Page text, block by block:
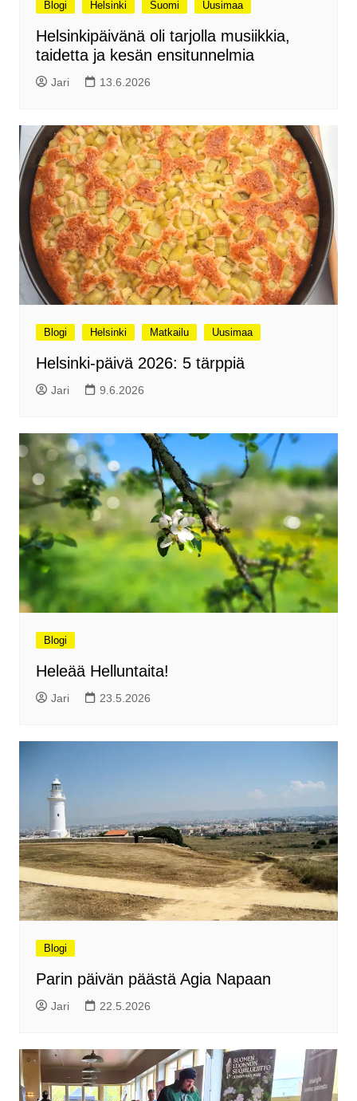
Blogi Helsinki Suomi Uusimaa
Helsinkipäivänä oli tarjolla musiikkia,
taidetta ja kesän ensitunnelmia
Jari 13.6.2026
Blogi Helsinki Matkailu Uusimaa
Helsinki-päivä 2026: 5 tärppiä
Jari 9.6.2026
Blogi
Heleää Helluntaita!
Jari 23.5.2026
Blogi
Parin päivän päästä Agia Napaan
Jari 22.5.2026